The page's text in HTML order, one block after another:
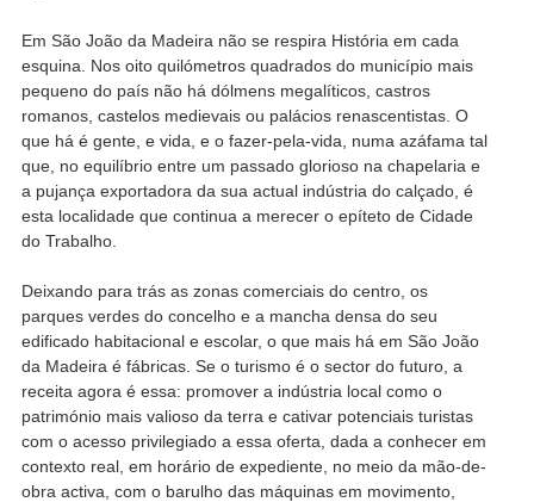
Em São João da Madeira não se respira História em cada
esquina. Nos oito quilómetros quadrados do município mais
pequeno do país não há dólmens megalíticos, castros
romanos, castelos medievais ou palácios renascentistas. O
que há é gente, e vida, e o fazer-pela-vida, numa azáfama tal
que, no equilíbrio entre um passado glorioso na chapelaria e
a pujança exportadora da sua actual indústria do calçado, é
esta localidade que continua a merecer o epíteto de Cidade
do Trabalho.
Deixando para trás as zonas comerciais do centro, os
parques verdes do concelho e a mancha densa do seu
edificado habitacional e escolar, o que mais há em São João
da Madeira é fábricas. Se o turismo é o sector do futuro, a
receita agora é essa: promover a indústria local como o
património mais valioso da terra e cativar potenciais turistas
com o acesso privilegiado a essa oferta, dada a conhecer em
contexto real, em horário de expediente, no meio da mão-de-
obra activa, com o barulho das máquinas em movimento,